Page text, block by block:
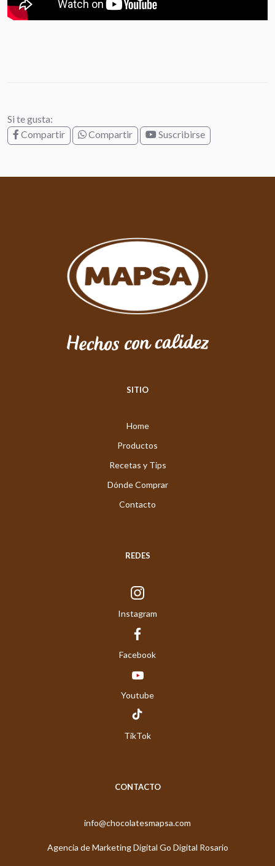
Si te gusta:
Compartir
Compartir Suscribirse
SITIO
Home
Productos
Recetas y Tips
Dónde Comprar
Contacto
REDES
Instagram
Facebook
Youtube
TikTok
CONTACTO
info@chocolatesmapsa.com
Agencia de Marketing Digital Go Digital Rosario